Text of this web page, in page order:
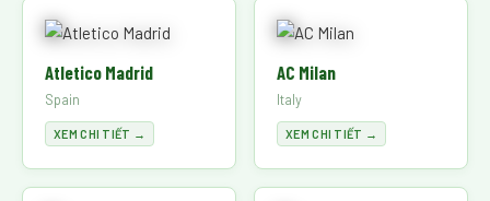
Atletico Madrid
Spain
XEM CHI TIẾT →
AC Milan
Italy
XEM CHI TIẾT →